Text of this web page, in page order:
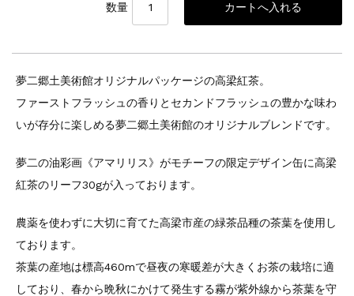
数量
夢二郷土美術館オリジナルパッケージの高梁紅茶。
ファーストフラッシュの香りとセカンドフラッシュの豊かな味わ
いが存分に楽しめる夢二郷土美術館のオリジナルブレンドです。
夢二の油彩画《アマリリス》がモチーフの限定デザイン缶に高梁
紅茶のリーフ30gが入っております。
農薬を使わずに大切に育てた高梁市産の緑茶品種の茶葉を使用し
ております。
茶葉の産地は標高460mで昼夜の寒暖差が大きくお茶の栽培に適
しており、春から晩秋にかけて発生する霧が紫外線から茶葉を守